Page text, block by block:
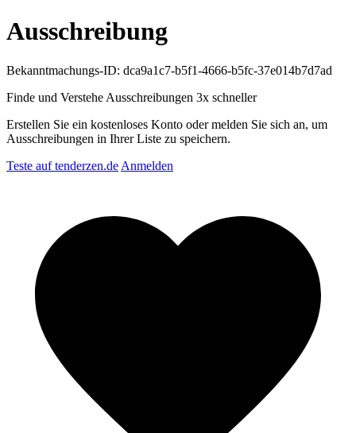
Ausschreibung
Bekanntmachungs-ID: dca9a1c7-b5f1-4666-b5fc-37e014b7d7ad
Finde und Verstehe Ausschreibungen 3x schneller
Erstellen Sie ein kostenloses Konto oder melden Sie sich an, um
Ausschreibungen in Ihrer Liste zu speichern.
Teste auf tenderzen.de Anmelden